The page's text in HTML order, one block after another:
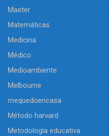
Master
Matemáticas
Medicina
Médico
Medioambiente
Melbourne
mequedoencasa
Método harvard
Metodología educativa